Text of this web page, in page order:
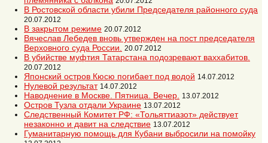
В Ростовской области убили Председателя районного суда
20.07.2012
В закрытом режиме 20.07.2012
Вячеслав Лебедев вновь утвержден на пост председателя
Верховного суда России. 20.07.2012
В убийстве муфтия Татарстана подозревают ваххабитов.
20.07.2012
Японский остров Кюсю погибает под водой 14.07.2012
Нулевой результат 14.07.2012
Наводнение в Москве. Пятница. Вечер. 13.07.2012
Остров Тузла отдали Украине 13.07.2012
Следственный Комитет РФ: «Тольяттиазот» действует
незаконно и давит на следствие 13.07.2012
Гуманитарную помощь для Кубани выбросили на помойку